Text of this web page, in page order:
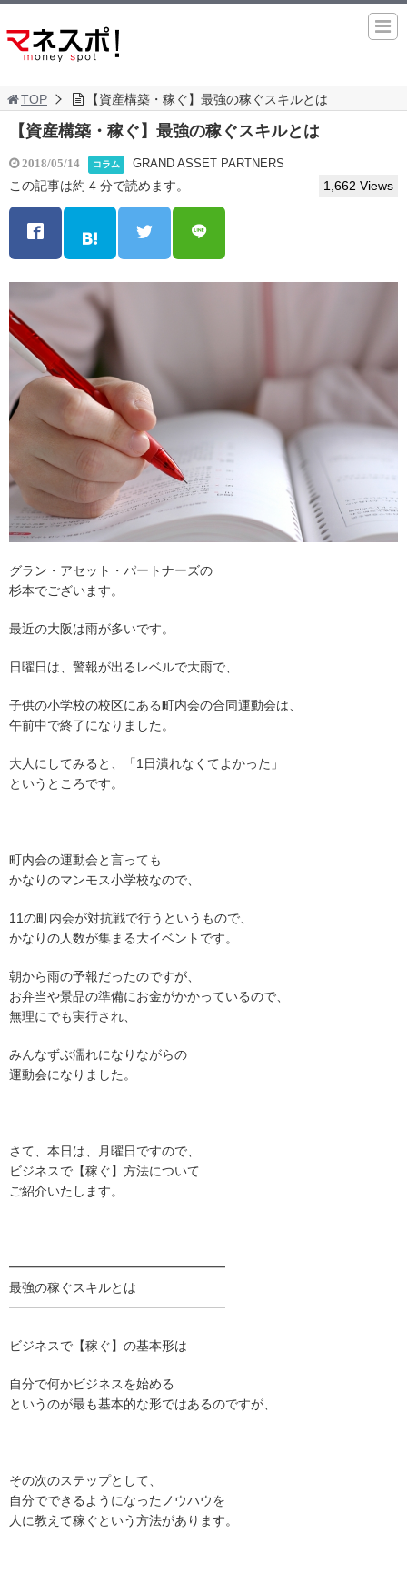
TOP 【資産構築・稼ぐ】最強の稼ぐスキルとは
【資産構築・稼ぐ】最強の稼ぐスキルとは
2018/05/14 コラム GRAND ASSET PARTNERS
この記事は約 4 分で読めます。 1,662 Views
グラン・アセット・パートナーズの
杉本でございます。
最近の大阪は雨が多いです。
日曜日は、警報が出るレベルで大雨で、
子供の小学校の校区にある町内会の合同運動会は、
午前中で終了になりました。
大人にしてみると、「1日潰れなくてよかった」
というところです。
町内会の運動会と言っても
かなりのマンモス小学校なので、
11の町内会が対抗戦で行うというもので、
かなりの人数が集まる大イベントです。
朝から雨の予報だったのですが、
お弁当や景品の準備にお金がかかっているので、
無理にでも実行され、
みんなずぶ濡れになりながらの
運動会になりました。
さて、本日は、月曜日ですので、
ビジネスで【稼ぐ】方法について
ご紹介いたします。
━━━━━━━━━━━━━━━━━
最強の稼ぐスキルとは
━━━━━━━━━━━━━━━━━
ビジネスで【稼ぐ】の基本形は
自分で何かビジネスを始める
というのが最も基本的な形ではあるのですが、
その次のステップとして、
自分でできるようになったノウハウを
人に教えて稼ぐという方法があります。